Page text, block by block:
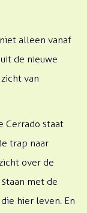
alleen vanaf
de nieuwe
van
Cerrado staat
trap naar
over de
met de
hier leven. En